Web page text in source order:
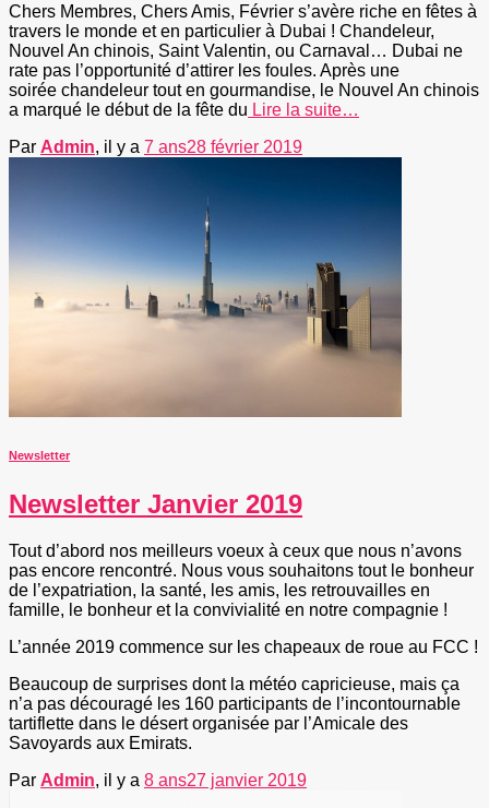
Chers Membres, Chers Amis, Février s’avère riche en fêtes à
travers le monde et en particulier à Dubai ! Chandeleur,
Nouvel An chinois, Saint Valentin, ou Carnaval… Dubai ne
rate pas l’opportunité d’attirer les foules. Après une
soirée chandeleur tout en gourmandise, le Nouvel An chinois
a marqué le début de la fête du Lire la suite…
Par Admin, il y a 7 ans28 février 2019
Newsletter
Newsletter Janvier 2019
Tout d’abord nos meilleurs voeux à ceux que nous n’avons
pas encore rencontré. Nous vous souhaitons tout le bonheur
de l’expatriation, la santé, les amis, les retrouvailles en
famille, le bonheur et la convivialité en notre compagnie !
L’année 2019 commence sur les chapeaux de roue au FCC !
Beaucoup de surprises dont la météo capricieuse, mais ça
n’a pas découragé les 160 participants de l’incontournable
tartiflette dans le désert organisée par l’Amicale des
Savoyards aux Emirats.
Par Admin, il y a 8 ans27 janvier 2019